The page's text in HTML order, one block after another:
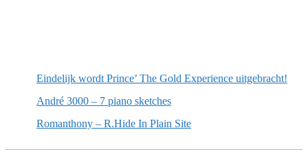
Eindelijk wordt Prince’ The Gold Experience uitgebracht!
André 3000 – 7 piano sketches
Romanthony – R.Hide In Plain Site